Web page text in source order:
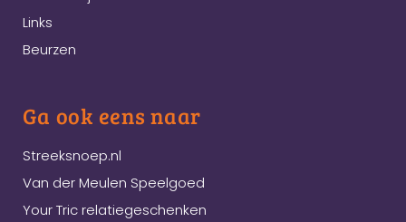
Links
Beurzen
Ga ook eens naar
Streeksnoep.nl
Van der Meulen Speelgoed
Your Tric relatiegeschenken